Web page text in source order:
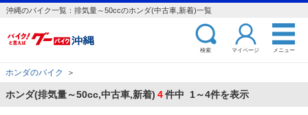
沖縄のバイク一覧：排気量～50ccのホンダ(中古車,新着)一覧
検索 マイページ メニュー
ホンダのバイク ＞
ホンダ(排気量～50cc,中古車,新着) 4件中 1～4件を表示